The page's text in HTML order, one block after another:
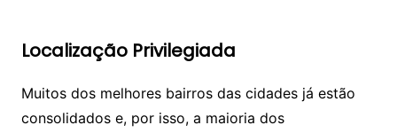
Localização Privilegiada
Muitos dos melhores bairros das cidades já estão
consolidados e, por isso, a maioria dos